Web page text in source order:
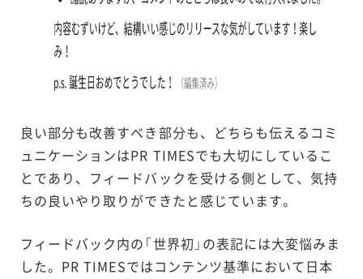
良い部分も改善すべき部分も、どちらも伝えるコミ
ュニケーションはPR TIMESでも大切にしているこ
とであり、フィードバックを受ける側として、気持
ちの良いやり取りができたと感じています。
フィードバック内の「世界初」の表記には大変悩みま
した。PR TIMESではコンテンツ基準において日本